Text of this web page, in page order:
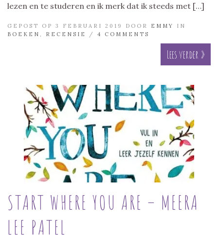
lezen en te studeren en ik merk dat ik steeds met […]
GEPOST OP 3 FEBRUARI 2019 DOOR EMMY
IN
BOEKEN
RECENSIE / 4 COMMENTS
Lees verder »
START WHERE YOU ARE – MEERA
LEE PATEL